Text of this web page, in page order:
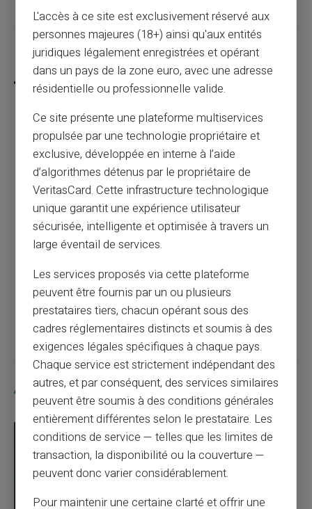
Partager cet article
Paiement de la caf : comment recevoir ses
prestations sociales ?
Article précédent
Les multiples avantages d’une carte sans
compte bancaire
Article suivant
Articles similaires
L'accès à ce site est exclusivement réservé aux
personnes majeures (18+) ainsi qu'aux entités
juridiques légalement enregistrées et opérant
dans un pays de la zone euro, avec une adresse
résidentielle ou professionnelle valide.
Ce site présente une plateforme multiservices
propulsée par une technologie propriétaire et
exclusive, développée en interne à l’aide
d’algorithmes détenus par le propriétaire de
VeritasCard. Cette infrastructure technologique
unique garantit une expérience utilisateur
sécurisée, intelligente et optimisée à travers un
large éventail de services.
Les services proposés via cette plateforme
peuvent être fournis par un ou plusieurs
prestataires tiers, chacun opérant sous des
cadres réglementaires distincts et soumis à des
exigences légales spécifiques à chaque pays.
Chaque service est strictement indépendant des
autres, et par conséquent, des services similaires
peuvent être soumis à des conditions générales
entièrement différentes selon le prestataire. Les
conditions de service — telles que les limites de
transaction, la disponibilité ou la couverture —
peuvent donc varier considérablement.
Pour maintenir une certaine clarté et offrir une